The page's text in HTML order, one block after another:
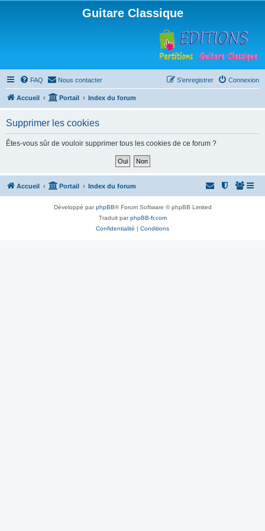
Guitare Classique
FAQ Nous contacter Connexion
S’enregistrer
Accueil Portail Index du forum
Supprimer les cookies
Êtes-vous sûr de vouloir supprimer tous les cookies de ce forum ?
Accueil Portail Index du forum
Développé parphpBB® Forum Software © phpBB Limited
Traduit parphpBB-fr.com
Confidentialité | Conditions